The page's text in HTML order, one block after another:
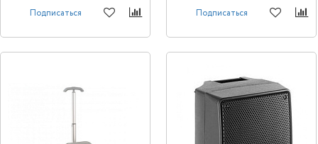
Подписаться Подписаться